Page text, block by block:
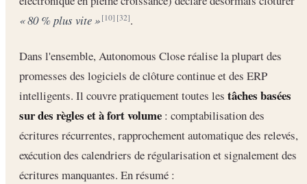
« 80 % plus vite » [10] [32].
Dans l'ensemble, Autonomous Close réalise la plupart des
promesses des logiciels de clôture continue et des ERP
intelligents. Il couvre pratiquement toutes les tâches basées
sur des règles et à fort volume : comptabilisation des
écritures récurrentes, rapprochement automatique des relevés,
exécution des calendriers de régularisation et signalement des
écritures manquantes. En résumé :